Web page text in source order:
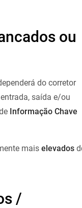
ou
do corretor
saída e/ou
Informação Chave
mais elevados
/